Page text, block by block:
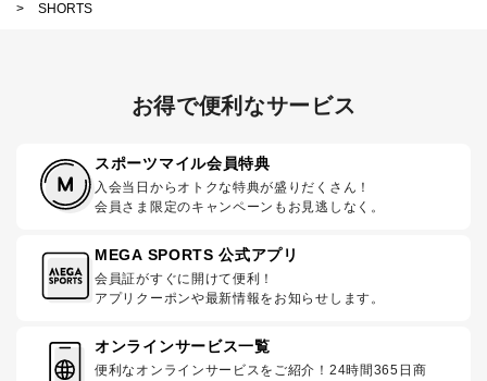
>
SHORTS
お得で便利なサービス
スポーツマイル会員特典
入会当日からオトクな特典が盛りだくさん！
会員さま限定のキャンペーンもお見逃しなく。
MEGA SPORTS 公式アプリ
会員証がすぐに開けて便利！
アプリクーポンや最新情報をお知らせします。
オンラインサービス一覧
便利なオンラインサービスをご紹介！24時間365日商